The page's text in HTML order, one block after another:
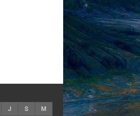
J S M